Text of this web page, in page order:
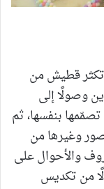
تكثر قطيش من
وصولًا إلى
بنفسها، ثم
وغيرها من
والأحوال على
من تكديس